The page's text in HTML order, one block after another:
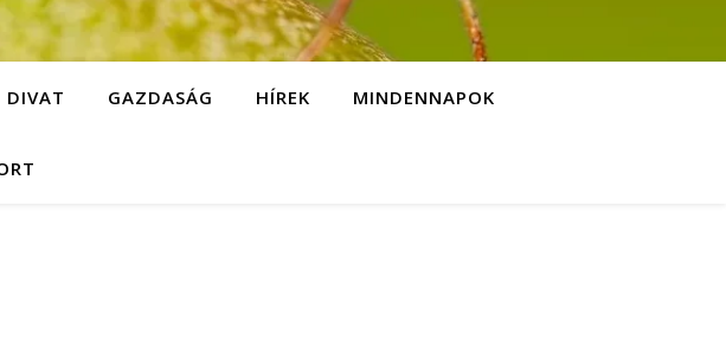
DIVAT GAZDASÁG HÍREK MINDENNAPOK